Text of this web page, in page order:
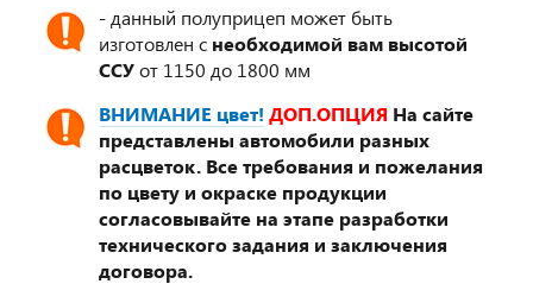
- данный полуприцеп может быть
изготовлен с необходимой вам высотой
ССУот 1150 до 1800 мм
ВНИМАНИЕ цвет! ДОП.ОПЦИЯ На сайте
представлены автомобили разных
расцветок. Все требования и пожелания
по цвету и окраске продукции
согласовывайте на этапе разработки
технического задания и заключения
договора.